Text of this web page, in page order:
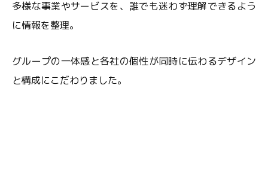
多様な事業やサービスを、誰でも迷わず理解できるよう
に情報を整理。
グループの一体感と各社の個性が同時に伝わるデザイン
と構成にこだわりました。